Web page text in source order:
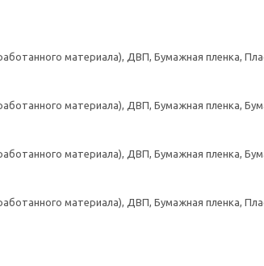
материала), ДВП, Бумажная пленка,
материала), ДВП, Бумажная пленка,
материала), ДВП, Бумажная пленка,
материала), ДВП, Бумажная пленка,